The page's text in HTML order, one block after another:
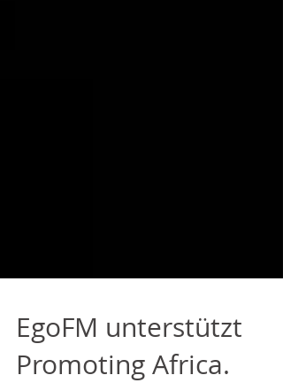
EgoFM unterstützt